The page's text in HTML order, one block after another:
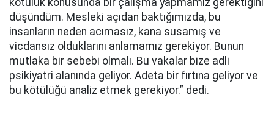
kötülük konusunda bir çalışma yapmamız gerektiğini
düşündüm. Mesleki açıdan baktığımızda, bu
insanların neden acımasız, kana susamış ve
vicdansız olduklarını anlamamız gerekiyor. Bunun
mutlaka bir sebebi olmalı. Bu vakalar bize adli
psikiyatri alanında geliyor. Adeta bir fırtına geliyor ve
bu kötülüğü analiz etmek gerekiyor.” dedi.